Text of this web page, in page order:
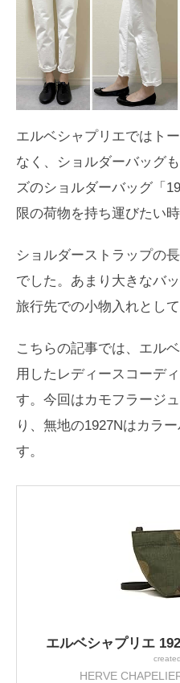
エルベシャプリエではト
なく、ショルダーバッグ
ズのショルダーバッグ「
限の荷物を持ち運びたい
ショルダーストラップの
でした。あまり大きなバ
旅行先での小物入れとして
こちらの記事では、エル
用したレディースコーデ
す。今回はカモフラージ
り、無地の1927Nはカラ
す。
エルベシャプリエ
HERVE